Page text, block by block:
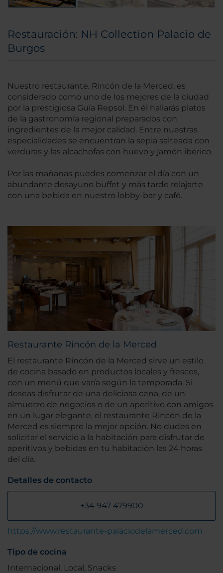
Restauración: NH Collection Palacio de
Burgos
Nuestro restaurante, Rincón de la Merced, es
considerado como uno de los mejores de la ciudad
por la prestigiosa Guía Repsol. En él hallarás platos
de la gastronomía regional preparados con
ingredientes de la mejor calidad. Entre nuestras
especialidades se encuentran la sepia salteada con
verduras y las alcachofas con huevo y jamón ibérico.
Por las mañanas puedes comenzar el día con un
abundante desayuno buffet y más tarde relajarte
con una bebida en nuestro lobby-bar y café.
Restaurante Rincón de la Merced
El restaurante Rincón de la Merced sirve un estilo
de cocina basado en productos locales y frescos,
con un menú que varía según la temporada. Si
deseas disfrutar de una deliciosa cena, de un
almuerzo de negocios o de un aperitivo con amigos
en un lugar elegante, el restaurante Rincón de la
Merced es siempre la mejor opción. No dudes en
solicitar el servicio a la habitación para disfrutar de
aperitivos y bebidas en tu habitación las 24 horas
del día.
Detalles de contacto
+34 947 479900
https://www.restaurante-palaciodelamerced.com
Tipo de cocina
Internacional, Local, Snacks